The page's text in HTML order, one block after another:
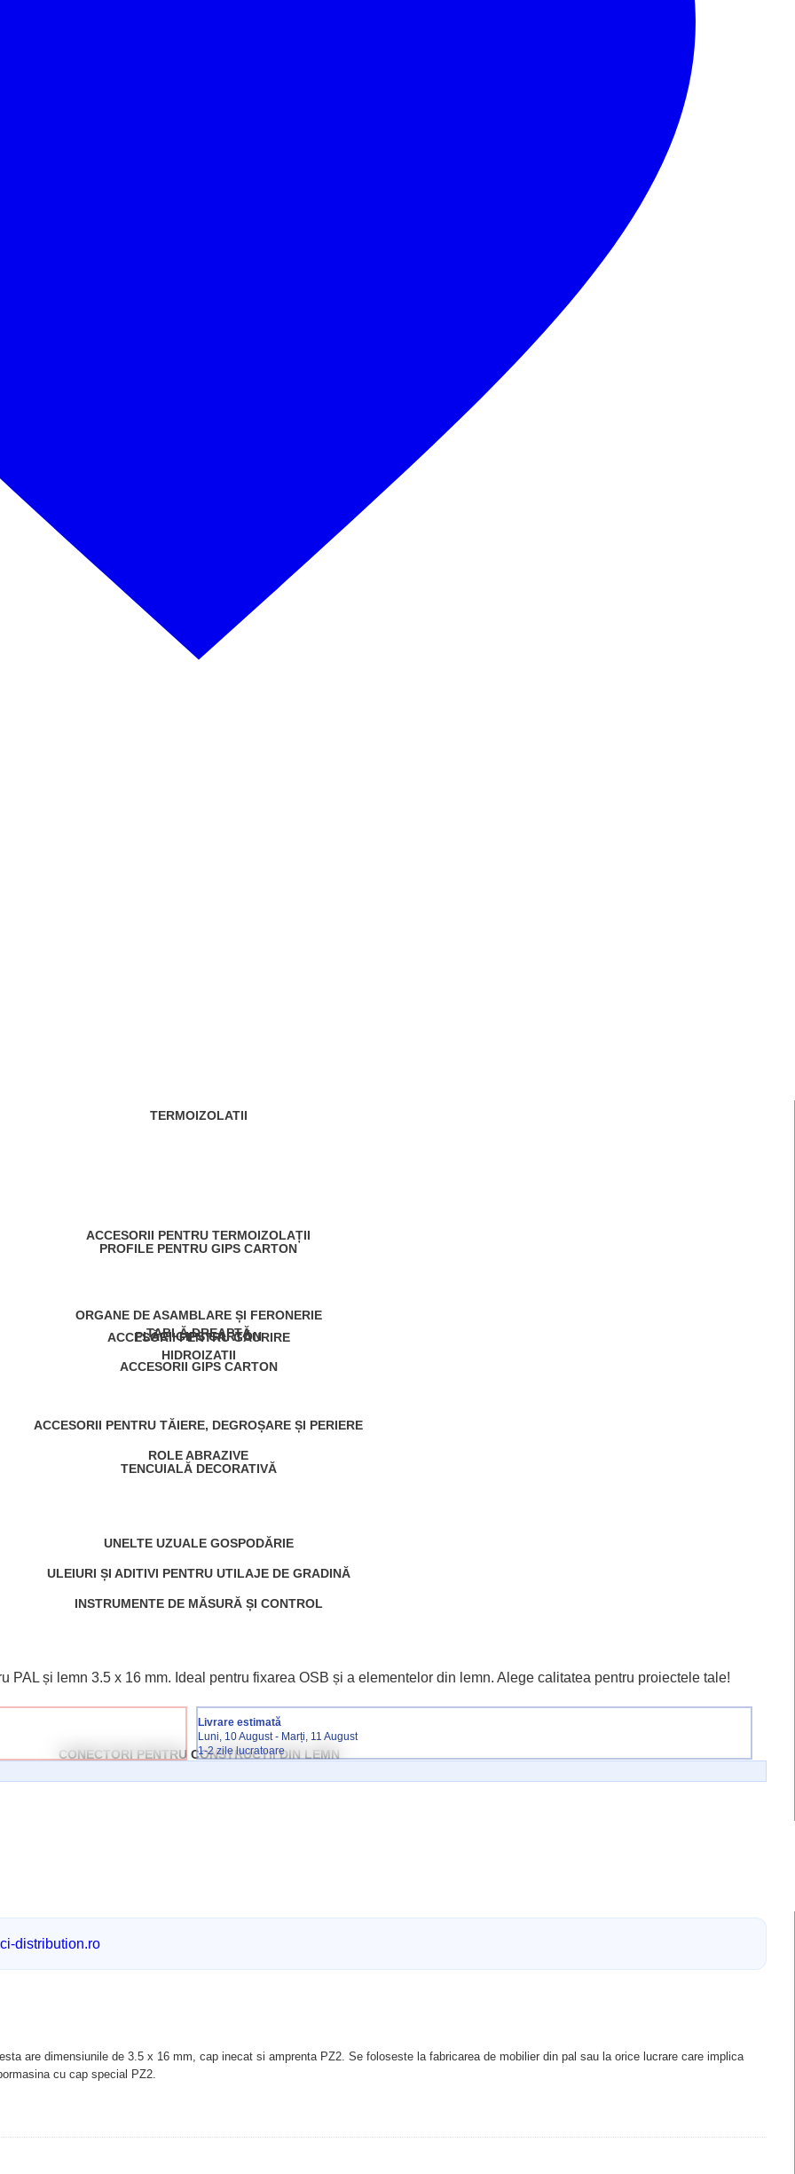
TERMOIZOLATII
ACCESORII PENTRU TERMOIZOLAȚII
HIDROIZATII
TABLĂ DREAPTĂ
PROFILE PENTRU GIPS CARTON
PLĂCI GIPS CARTON
ACCESORII GIPS CARTON
TENCUIALĂ DECORATIVĂ
ORGANE DE ASAMBLARE ȘI FERONERIE
CONECTORI PENTRU CONSTRUCTII DIN LEMN
ACCESORII PENTRU GĂURIRE
ACCESORII PENTRU TĂIERE, DEGROȘARE ȘI PERIERE
ROLE ABRAZIVE
UNELTE UZUALE GOSPODĂRIE
ULEIURI ȘI ADITIVI PENTRU UTILAJE DE GRADINĂ
INSTRUMENTE DE MĂSURĂ ȘI CONTROL
și lemn 3.5 x 16 mm. Ideal pentru fixarea OSB și a elementelor din lemn. Alege calitatea pentru proiectele tale!
Livrare estimată
Luni, 10 August - Marți, 11 August
1-2 zile lucratoare
distribution.ro
are dimensiunile de 3.5 x 16 mm, cap inecat si amprenta PZ2. Se foloseste la fabricarea de mobilier din pal sau la orice lucrare care implica
cu cap special PZ2.